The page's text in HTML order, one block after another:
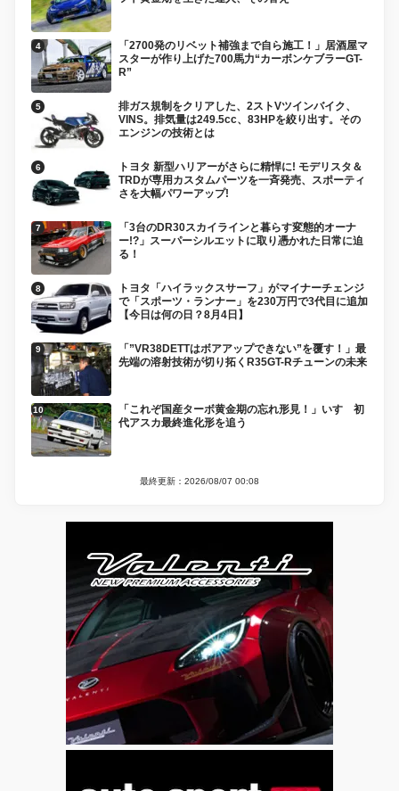
「2700発のリベット補強まで自ら施工！」居酒屋マ
スターが作り上げた700馬力“カーボンケブラーGT-
R”
排ガス規制をクリアした、2ストVツインバイク、
VINS。排気量は249.5cc、83HPを絞り出す。その
エンジンの技術とは
トヨタ 新型ハリアーがさらに精悍に! モデリスタ＆
TRDが専用カスタムパーツを一斉発売、スポーティ
さを大幅パワーアップ!
「3台のDR30スカイラインと暮らす変態的オーナ
ー!?」スーパーシルエットに取り憑かれた日常に迫
る！
トヨタ「ハイラックスサーフ」がマイナーチェンジ
で「スポーツ・ランナー」を230万円で3代目に追加
【今日は何の日？8月4日】
「”VR38DETTはボアアップできない”を覆す！」最
先端の溶射技術が切り拓くR35GT-Rチューンの未来
「これぞ国産ターボ黄金期の忘れ形見！」いすゞ初
代アスカ最終進化形を追う
最終更新：2026/08/07 00:08